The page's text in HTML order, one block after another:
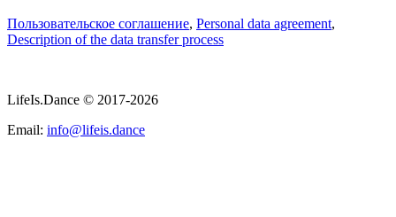
Пользовательское соглашение, Personal data agreement,
Description of the data transfer process
LifeIs.Dance © 2017-2026
Email: info@lifeis.dance